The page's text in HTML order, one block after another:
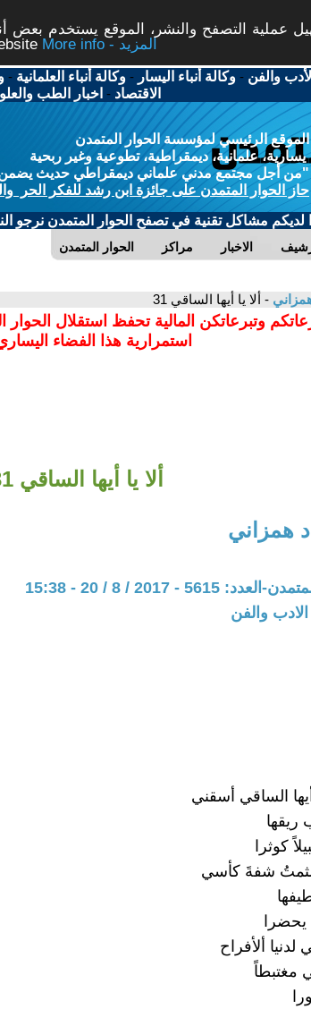
عملية التصفح والنشر، الموقع يستخدم بعض
More info - المزيد
والفن -وكالة أنباء اليسار -وكالة أنباء العلمانية -
الاقتصاد - اخبار الطب
الموقع الرئيسي لمؤسسة الحوار المتمدن
يسارية، علمانية، ديمقراطية، تطوعية وغير ربحية
"من أجل مجتمع مدني علماني ديمقراطي حديث يضمن
حاز الحوار المتمدن على جائزة ابن رشد للفكر الحر
لديكم مشاكل تقنية في تصفح الحوار المتمدن نرجو
الحوار المتمدن مراكز الاخبار
- ألا يا أيها الساقي 31
وتبرعاتكن المالية تحفظ استقلال
استمرارية هذا الفضاء
ألا يا أيها الساقي 31
همزاني
5615 - 2017 / 8 / 20 - 15:38
والفن
أيها الساقي أسقني
كوثرا
لثمتُ شفةَ كأسي
يحضرا
لدنيا ألأفراح
مغتبطاً